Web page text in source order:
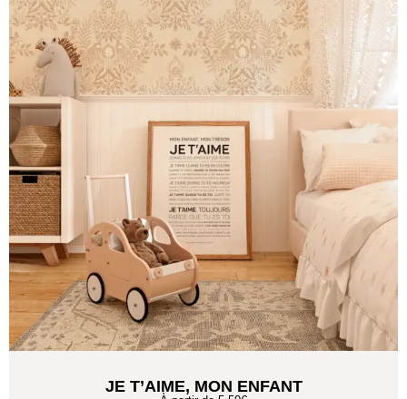
JE T’AIME, MON ENFANT